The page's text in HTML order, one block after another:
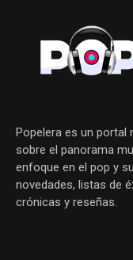
Popelera es un
sobre el panorama
enfoque en el pop y
novedades, listas de
crónicas y reseñas.